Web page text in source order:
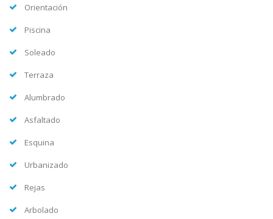
Orientación
Piscina
Soleado
Terraza
Alumbrado
Asfaltado
Esquina
Urbanizado
Rejas
Arbolado